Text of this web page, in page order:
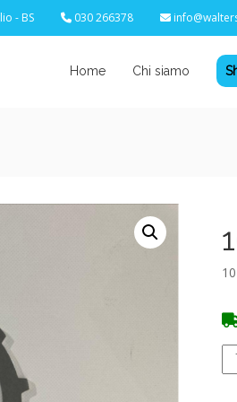
- BS 030 266378
Home Chi siamo